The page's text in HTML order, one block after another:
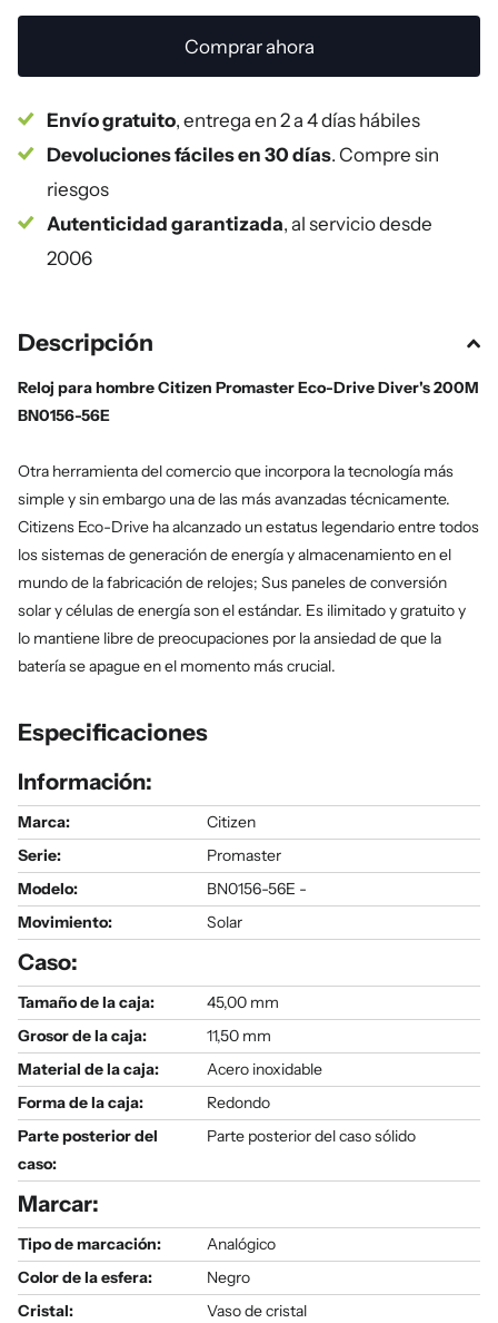
Comprar ahora
Envío gratuito, entrega en 2 a 4 días hábiles
Devoluciones fáciles en 30 días. Compre sin
riesgos
Autenticidad garantizada, al servicio desde
2006
Descripción
Reloj para hombre Citizen Promaster Eco-Drive Diver's 200M
BN0156-56E
Otra herramienta del comercio que incorpora la tecnología más
simple y sin embargo una de las más avanzadas técnicamente.
Citizens Eco-Drive ha alcanzado un estatus legendario entre todos
los sistemas de generación de energía y almacenamiento en el
mundo de la fabricación de relojes; Sus paneles de conversión
solar y células de energía son el estándar. Es ilimitado y gratuito y
lo mantiene libre de preocupaciones por la ansiedad de que la
batería se apague en el momento más crucial.
Especificaciones
Información:
Marca:
Citizen
Serie:
Promaster
Modelo:
BN0156-56E -
Movimiento:
Solar
Caso:
Tamaño de la caja:
45,00 mm
Grosor de la caja:
11,50 mm
Material de la caja:
Acero inoxidable
Forma de la caja:
Redondo
Parte posterior del
caso:
Parte posterior del caso sólido
Marcar:
Tipo de marcación:
Analógico
Color de la esfera:
Negro
Cristal:
Vaso de cristal